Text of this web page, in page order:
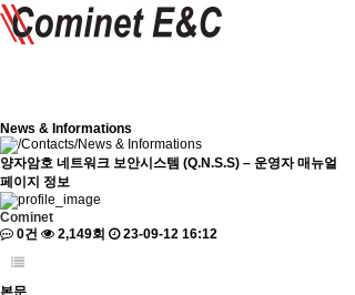
News & Informations
/Contacts/News & Informations
양자암호 네트워크 보안시스템 (Q.N.S.S) – 운영자 매뉴얼
페이지 정보
Cominet
0건
2,149회 23-09-12 16:12
본문